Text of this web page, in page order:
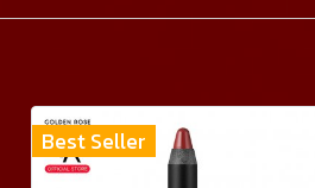
Best Seller